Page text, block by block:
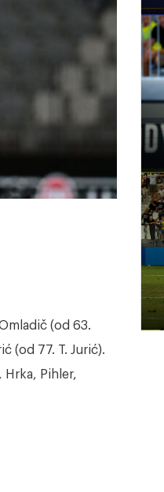
(od 63.
(od 77. T. Jurić).
Hrka, Pihler,